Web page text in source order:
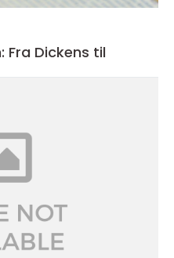
Fra Dickens til